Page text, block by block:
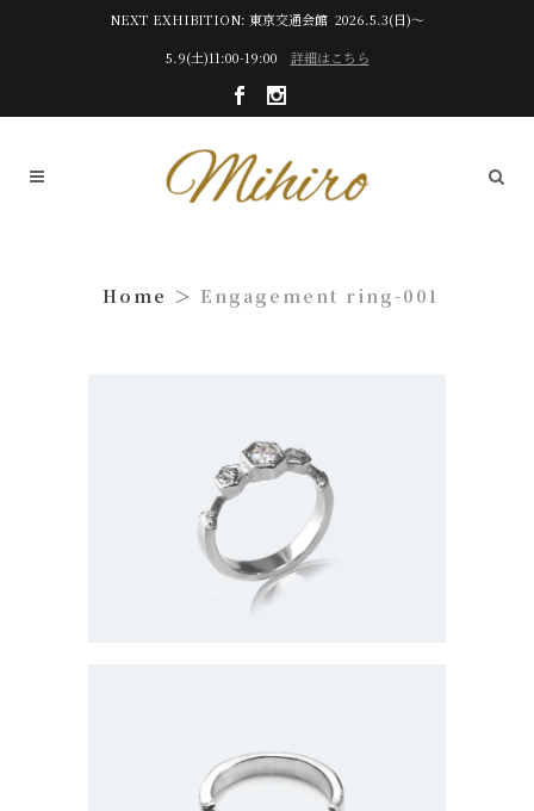
NEXT EXHIBITION: 東京交通会館 2026.5.3(日)～
5.9(土)11:00-19:00 詳細はこちら
Engagement ring-001